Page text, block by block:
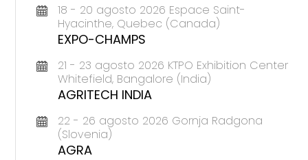
18 - 20 agosto 2026 Espace Saint-
Hyacinthe, Quebec (Canada)
EXPO-CHAMPS
21 - 23 agosto 2026 KTPO Exhibition Center
Whitefield, Bangalore (India)
AGRITECH INDIA
22 - 26 agosto 2026 Gornja Radgona
(Slovenia)
AGRA